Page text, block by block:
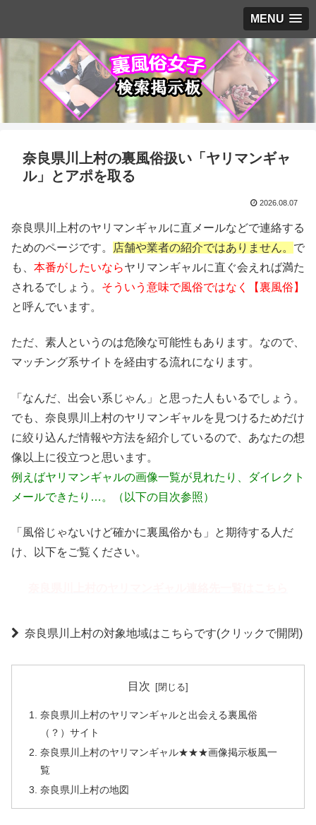
MENU
奈良県川上村の裏風俗扱い「ヤリマンギャ
ル」とアポを取る
2026.08.07
奈良県川上村のヤリマンギャルに直メールなどで連絡する
ためのページです。
店舗や業者の紹介ではありません。 で
も、 本番がしたいならヤリマンギャルに直ぐ会えれば満た
されるでしょう。 そういう意味で風俗ではなく【裏風俗】
と呼んでいます。
ただ、素人というのは危険な可能性もあります。なので、
マッチング系サイトを経由する流れになります。
「なんだ、出会い系じゃん」と思った人もいるでしょう。
でも、奈良県川上村のヤリマンギャルを見つけるためだけ
に絞り込んだ情報や方法を紹介しているので、あなたの想
像以上に役立つと思います。
例えばヤリマンギャルの画像一覧が見れたり、ダイレクト
メールできたり…。（以下の目次参照）
「風俗じゃないけど確かに裏風俗かも」と期待する人だ
け、以下をご覧ください。
奈良県川上村の対象地域はこちらです(クリックで開閉)
目次
奈良県川上村のヤリマンギャルと出会える裏風俗
（？）サイト
奈良県川上村のヤリマンギャル★★★画像掲示板風一
覧
奈良県川上村の地図